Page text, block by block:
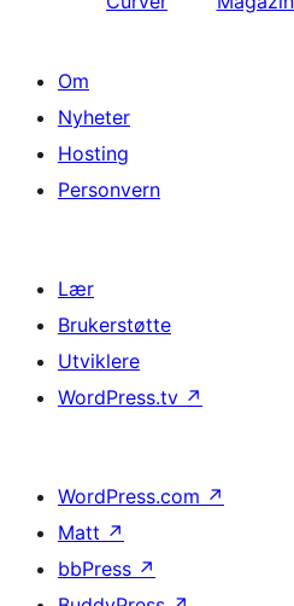
Om
Nyheter
Hosting
Personvern
Lær
Brukerstøtte
Utviklere
WordPress.tv ↗
WordPress.com ↗
Matt ↗
bbPress ↗